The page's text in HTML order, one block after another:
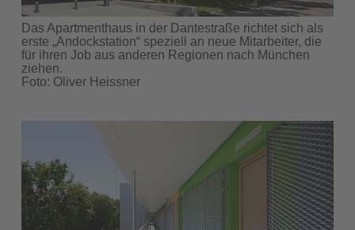
Das Apartmenthaus in der Dantestraße richtet sich als
erste „Andockstation“ speziell an neue Mitarbeiter, die
für ihren Job aus anderen Regionen nach München
ziehen.
Foto: Oliver Heissner